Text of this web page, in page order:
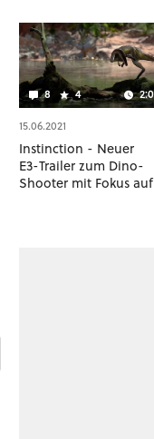
8 4
15.06.2021
Instinction - Neuer
E3-Trailer zum Dino-
Shooter mit Fokus auf